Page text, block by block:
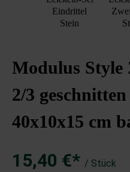
Eindrittel
Stein
Modulus Style
2/3
40x10x15 cm
15,40 €* / Stück